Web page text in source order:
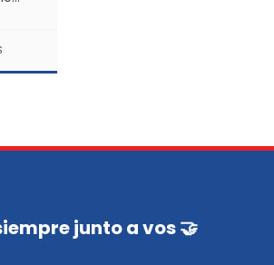
junto a vos 🤝